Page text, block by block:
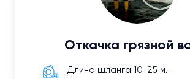
Откачка грязной
Длина шланга 10-25 м.